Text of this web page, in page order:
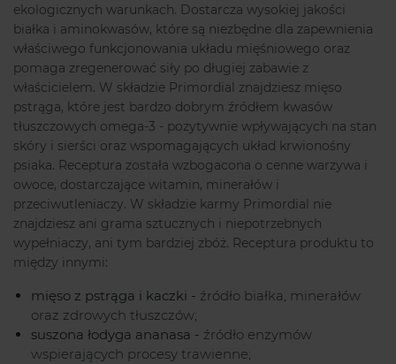
ekologicznych warunkach. Dostarcza wysokiej jakości
białka i aminokwasów, które są niezbędne dla zapewnienia
właściwego funkcjonowania układu mięśniowego oraz
pomaga zregenerować siły po długiej zabawie z
właścicielem. W składzie Primordial znajdziesz mięso
pstrąga, które jest bardzo dobrym źródłem kwasów
tłuszczowych omega-3 - pozytywnie wpływających na stan
skóry i sierści oraz wspomagających układ krwionośny
psiaka. Receptura została wzbogacona o cenne warzywa i
owoce, dostarczające witamin, minerałów i
przeciwutleniaczy. W składzie karmy Primordial nie
znajdziesz ani grama sztucznych i niepotrzebnych
wypełniaczy, ani tym bardziej zbóż. Receptura produktu to
między innymi:
mięso z pstrąga i kaczki - źródło białka, minerałów
oraz zdrowych tłuszczów;
suszona łodyga ananasa - źródło enzymów
wspierających procesy trawienne;